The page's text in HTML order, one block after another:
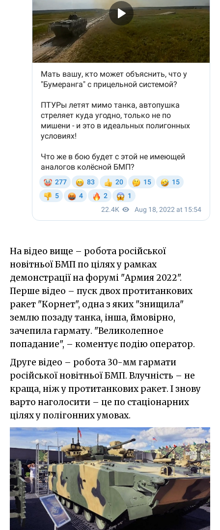
На відео вище – робота російської
новітньої БМП по цілях у рамках
демонстрації на форумі "Армия 2022".
Перше відео – пуск двох протитанкових
ракет "Корнет", одна з яких "знищила"
землю позаду танка, інша, ймовірно,
зачепила гармату. "Великолепное
попадание", – коментує подію оператор.
Друге відео – робота 30-мм гармати
російської новітньої БМП. Влучність – не
краща, ніж у протитанкових ракет. І знову
варто наголосити – це по стаціонарних
цілях у полігонних умовах.